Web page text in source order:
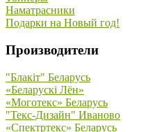
Наматрасники
Подарки на Новый год!
Производители
"Блакiт" Беларусь
«Беларускi Лён»
«Моготекс» Беларусь
"Текс-Дизайн" Иваново
«Спектртекс» Беларусь